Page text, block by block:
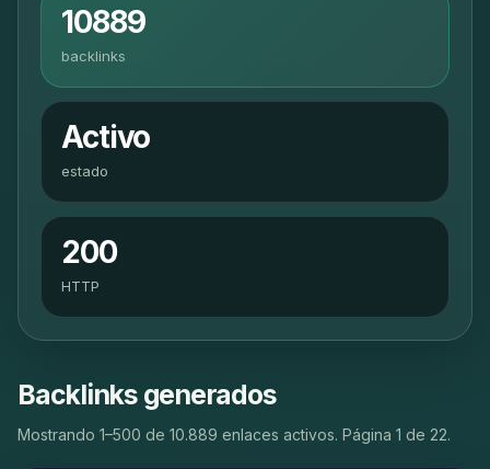
10889
backlinks
Activo
estado
200
HTTP
Backlinks generados
Mostrando 1–500 de 10.889 enlaces activos. Página 1 de 22.